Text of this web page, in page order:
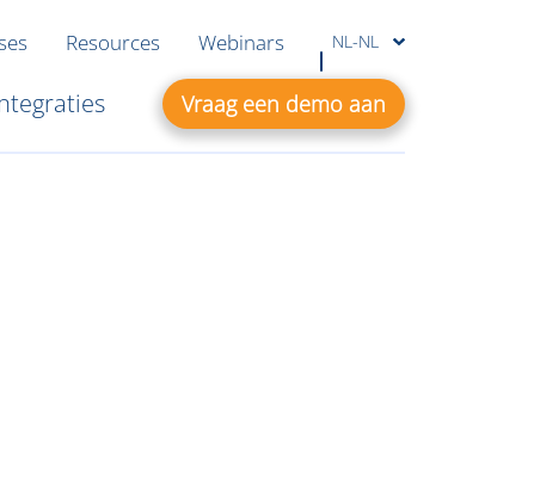
Resources Webinars NL-NL
Vraag een demo aan